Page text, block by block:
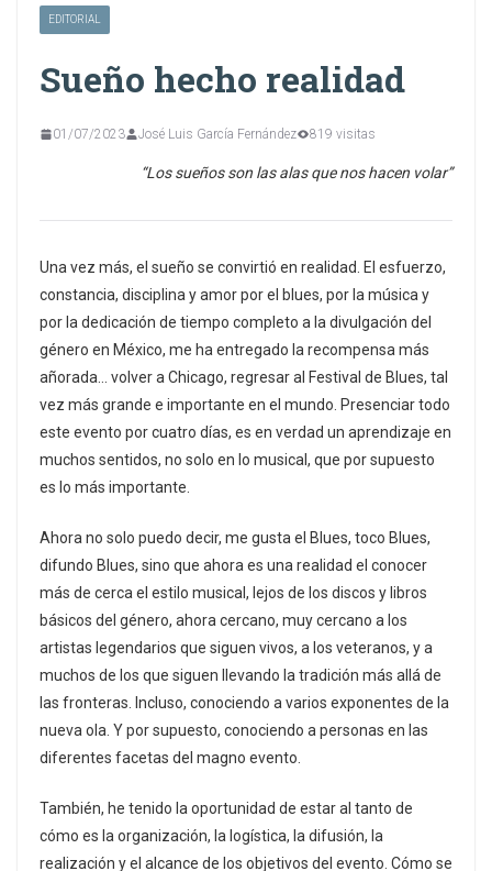
EDITORIAL
Sueño hecho realidad
01/07/2023 José Luis García Fernández 819 visitas
“Los sueños son las alas que nos hacen volar”
Una vez más, el sueño se convirtió en realidad. El esfuerzo,
constancia, disciplina y amor por el blues, por la música y
por la dedicación de tiempo completo a la divulgación del
género en México, me ha entregado la recompensa más
añorada… volver a Chicago, regresar al Festival de Blues, tal
vez más grande e importante en el mundo. Presenciar todo
este evento por cuatro días, es en verdad un aprendizaje en
muchos sentidos, no solo en lo musical, que por supuesto
es lo más importante.
Ahora no solo puedo decir, me gusta el Blues, toco Blues,
difundo Blues, sino que ahora es una realidad el conocer
más de cerca el estilo musical, lejos de los discos y libros
básicos del género, ahora cercano, muy cercano a los
artistas legendarios que siguen vivos, a los veteranos, y a
muchos de los que siguen llevando la tradición más allá de
las fronteras. Incluso, conociendo a varios exponentes de la
nueva ola. Y por supuesto, conociendo a personas en las
diferentes facetas del magno evento.
También, he tenido la oportunidad de estar al tanto de
cómo es la organización, la logística, la difusión, la
realización y el alcance de los objetivos del evento. Cómo se